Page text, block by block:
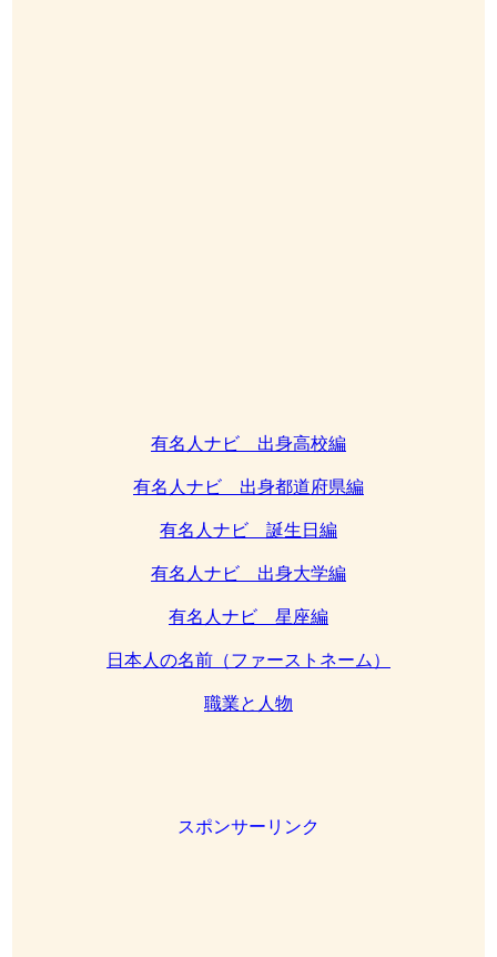
有名人ナビ 出身高校編
有名人ナビ 出身都道府県編
有名人ナビ 誕生日編
有名人ナビ 出身大学編
有名人ナビ 星座編
日本人の名前（ファーストネーム）
職業と人物
スポンサーリンク